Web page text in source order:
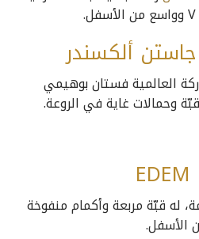
ألكسندر
العالمية فستان بوهيمي
وحمالات غاية في الروعة.
له قبّة مربعة وأكمام منفوخة
الأسفل.